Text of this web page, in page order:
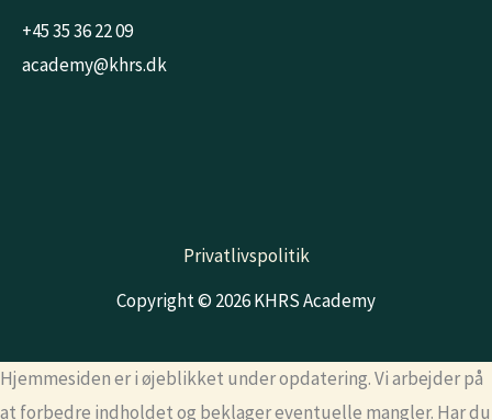
+45 35 36 22 09
academy@khrs.dk
Privatlivspolitik
Copyright © 2026 KHRS Academy
Hjemmesiden er i øjeblikket under opdatering. Vi arbejder på
at forbedre indholdet og beklager eventuelle mangler. Har du